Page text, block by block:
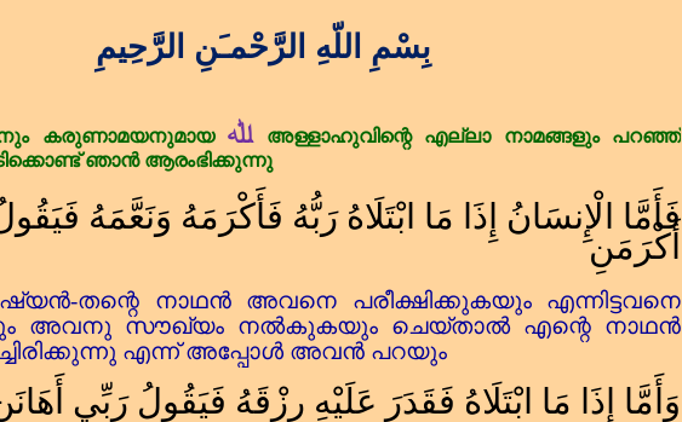
بِسْمِ اللّهِ الرَّحْمـَنِ الرَّحِيمِ
കരുണാമയനുമായ ﷲ അള്ളാഹുവിന്റെ എല്ലാ നാമങ്ങളും
പറഞ്ഞ്
ഞാൻ ആരംഭിക്കുന്നു
فَأَمَّا الْإِنسَانُ إِذَا مَا ابْتَلَاهُ رَبُّهُ فَأَكْرَمَهُ وَنَعَّمَهُ
أَكْرَمَنِ
തന്റെ നാഥൻ അവനെ പരീക്ഷിക്കുകയും എന്നിട്ടവനെ
അവനു സൗഖ്യം നൽകുകയും ചെയ്താൽ എന്റെ നാഥൻ
എന്ന് അപ്പോൾ അവൻ പറയും
وَأَمَّا إِذَا مَا ابْتَلَاهُ فَقَدَرَ عَلَيْهِ رِزْقَهُ فَيَقُولُ رَبِّي